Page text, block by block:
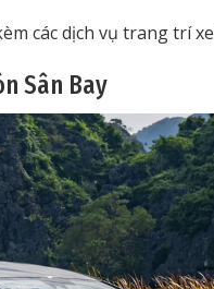
các dịch vụ trang trí
Sân Bay